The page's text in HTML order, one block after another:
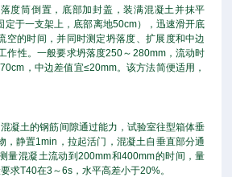
筒倒置，底部加封盖，装满混凝土并抹平
定于一支架上，底部离地50cm），迅速滑开底
空的时间，并同时测定坍落度、扩展度和中边
作性。一般要求坍落度250～280mm，流动时
，中边差值宜≤20mm。该方法简便适用，
土的钢筋间隙通过能力，试验室往型箱体垂
，静置1min，拉起活门，混凝土自垂直部分通
量混凝土流动到200mm和400mm的时间，量
求T40在3～6s，水平高差小于20%。